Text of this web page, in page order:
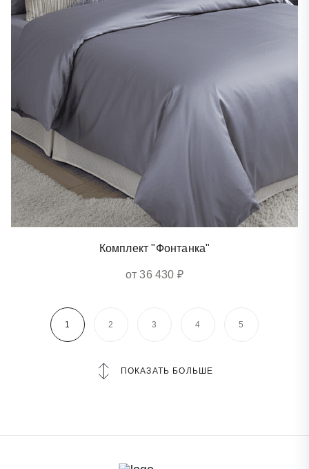
Комплект "Фонтанка"
от 36 430 ₽
1 2 3 4 5
ПОКАЗАТЬ БОЛЬШЕ